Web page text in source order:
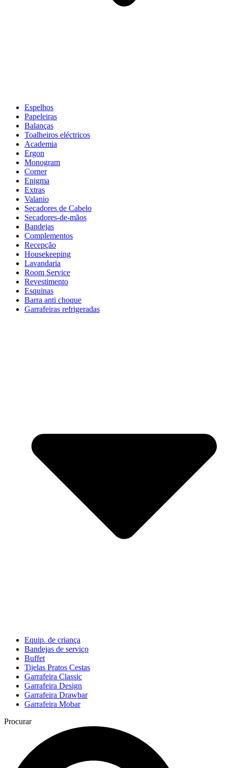
Espelhos
Papeleiras
Balanças
Toalheiros eléctricos
Academia
Ergon
Monogram
Corner
Enigma
Extras
Valanio
Secadores de Cabelo
Secadores-de-mãos
Bandejas
Complementos
Recepção
Housekeeping
Lavandaria
Room Service
Revestimento
Esquinas
Barra anti choque
Garrafeiras refrigeradas
Equip. de criança
Bandejas de serviço
Buffet
Tijelas Pratos Cestas
Garrafeira Classic
Garrafeira Design
Garrafeira Drawbar
Garrafeira Mobar
Procurar